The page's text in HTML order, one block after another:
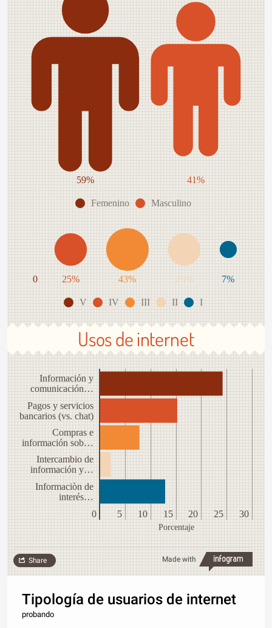
59% 41%
Femenino Masculino
0 25% 43% 25% 7%
V IV III II I
Usos de internet
Información y
comunicación…
Pagos y servicios
bancarios (vs. chat)
Compras e
información sob…
Intercambio de
información y…
Informaciòn de
interés…
0 5 10 15 20 25 30
Porcentaje
Made with
Share
Tipología de usuarios de internet
probando